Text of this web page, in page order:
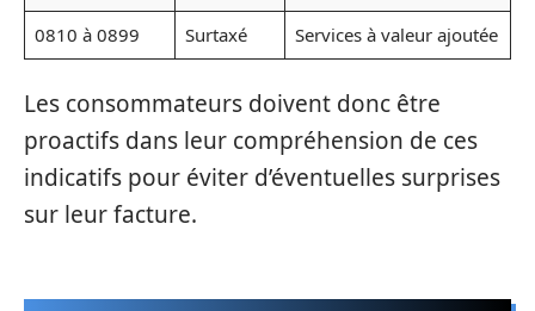
0810 à 0899
Surtaxé Services à valeur ajoutée
Les consommateurs doivent donc être
proactifs dans leur compréhension de ces
indicatifs pour éviter d’éventuelles surprises
sur leur facture.